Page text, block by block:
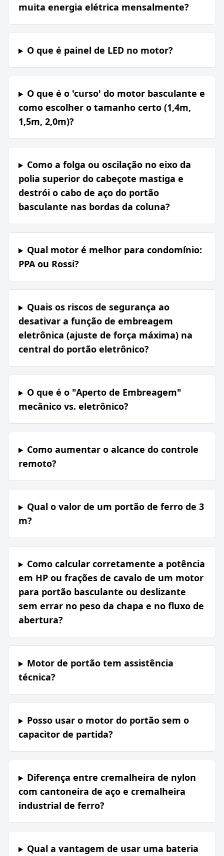
muita energia elétrica mensalmente?
O que é painel de LED no motor?
O que é o 'curso' do motor basculante e
como escolher o tamanho certo (1,4m,
1,5m, 2,0m)?
Como a folga ou oscilação no eixo da
polia superior do cabeçote mastiga e
destrói o cabo de aço do portão
basculante nas bordas da coluna?
Qual motor é melhor para condomínio:
PPA ou Rossi?
Quais os riscos de segurança ao
desativar a função de embreagem
eletrônica (ajuste de força máxima) na
central do portão eletrônico?
O que é o "Aperto de Embreagem"
mecânico vs. eletrônico?
Como aumentar o alcance do controle
remoto?
Qual o valor de um portão de ferro de 3
m?
Como calcular corretamente a potência
em HP ou frações de cavalo de um motor
para portão basculante ou deslizante
sem errar no peso da chapa e no fluxo de
abertura?
Motor de portão tem assistência
técnica?
Posso usar o motor do portão sem o
capacitor de partida?
Diferença entre cremalheira de nylon
com cantoneira de aço e cremalheira
industrial de ferro?
Qual a vantagem de usar uma bateria